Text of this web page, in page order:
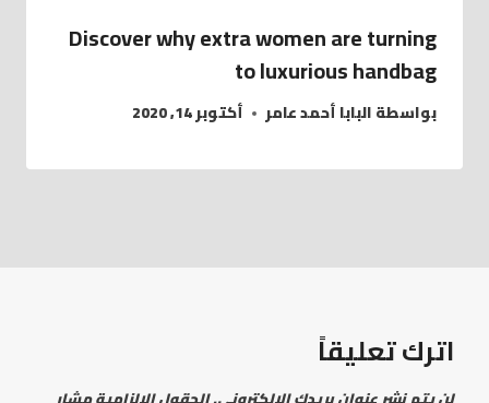
Discover why extra women are turning
to luxurious handbag
بواسطةالبابا أحمد عامر أكتوبر 14, 2020
اترك تعليقاً